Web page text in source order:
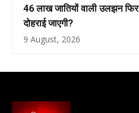
46 लाख जातियों वाली उलझन फिर
दोहराई जाएगी?
9 August, 2026